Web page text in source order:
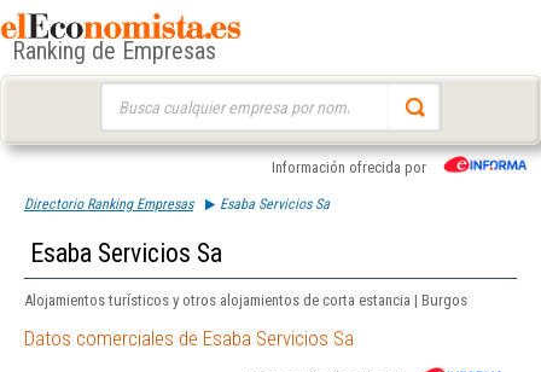
Ranking de Empresas
Información ofrecida por
Directorio Ranking Empresas Esaba Servicios Sa
Esaba Servicios Sa
Alojamientos turísticos y otros alojamientos de corta estancia | Burgos
Datos comerciales de Esaba Servicios Sa